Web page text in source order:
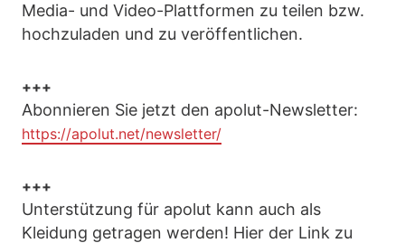
Media- und Video-Plattformen zu teilen bzw.
hochzuladen und zu veröffentlichen.
+++
Abonnieren Sie jetzt den apolut-Newsletter:
https://apolut.net/newsletter/
+++
Unterstützung für apolut kann auch als
Kleidung getragen werden! Hier der Link zu